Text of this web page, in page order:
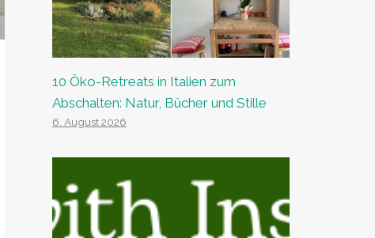
10 Öko-Retreats in Italien zum
Abschalten: Natur, Bücher und Stille
6. August 2026